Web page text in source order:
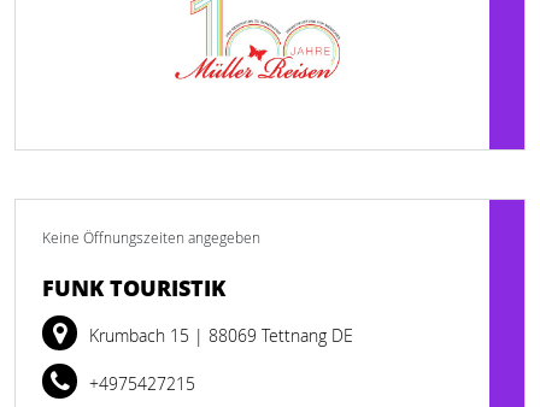
Keine Öffnungszeiten angegeben
FUNK TOURISTIK
Krumbach 15 | 88069 Tettnang DE
+4975427215